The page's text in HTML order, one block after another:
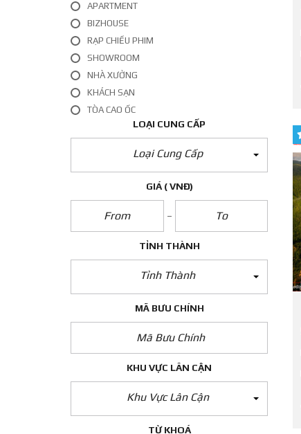
APARTMENT
BIZHOUSE
RẠP CHIẾU PHIM
SHOWROOM
NHÀ XƯỞNG
KHÁCH SẠN
TÒA CAO ỐC
LOẠI CUNG CẤP
Loại Cung Cấp
GIÁ ( VNĐ)
TỈNH THÀNH
Tỉnh Thành
MÃ BƯU CHÍNH
KHU VỰC LÂN CẬN
Khu Vực Lân Cận
TỪ KHOÁ